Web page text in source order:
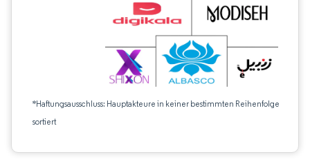
*Haftungsausschluss: Hauptakteure in keiner bestimmten Reihenfolge
sortiert